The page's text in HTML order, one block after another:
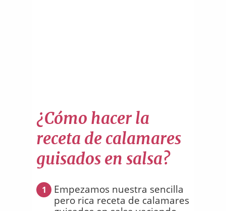
¿Cómo hacer la
receta de calamares
guisados en salsa?
1
Empezamos nuestra sencilla
pero rica receta de calamares